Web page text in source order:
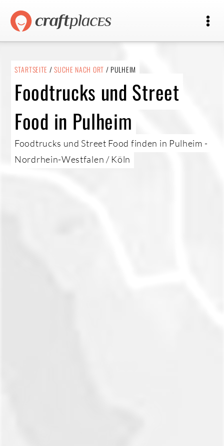
STARTSEITE /SUCHE NACH ORT / PULHEIM
Foodtrucks und Street
Food in Pulheim
Foodtrucks und Street Food finden in Pulheim -
Nordrhein-Westfalen / Köln